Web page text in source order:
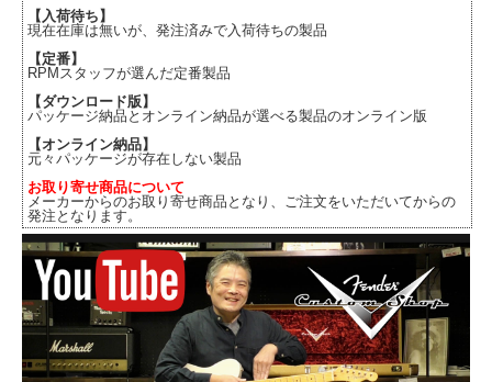
【入荷待ち】
現在在庫は無いが、発注済みで入荷待ちの製品
【定番】
RPMスタッフが選んだ定番製品
【ダウンロード版】
パッケージ納品とオンライン納品が選べる製品のオンライン版
【オンライン納品】
元々パッケージが存在しない製品
お取り寄せ商品について
メーカーからのお取り寄せ商品となり、ご注文をいただいてからの
発注となります。